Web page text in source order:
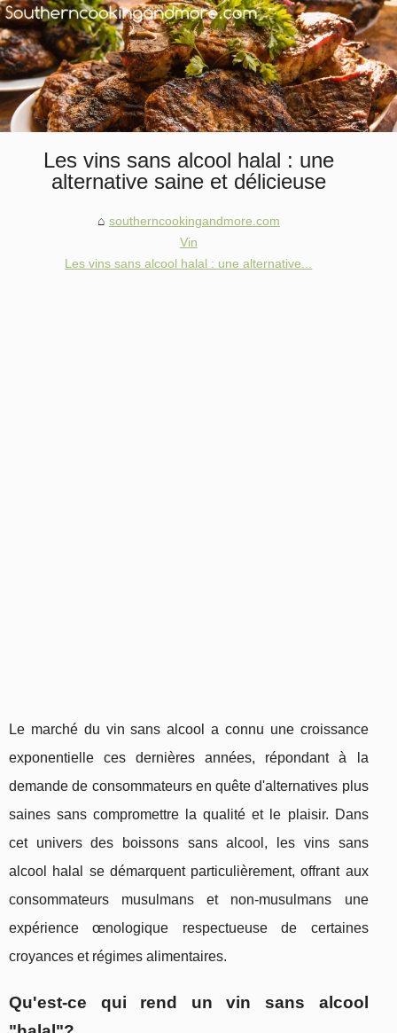
Les vins sans alcool halal : une
alternative saine et délicieuse
southerncookingandmore.com
Vin
Les vins sans alcool halal : une alternative...
Le marché du vin sans alcool a connu une croissance
exponentielle ces dernières années, répondant à la
demande de consommateurs en quête d'alternatives plus
saines sans compromettre la qualité et le plaisir. Dans
cet univers des boissons sans alcool, les vins sans
alcool halal se démarquent particulièrement, offrant aux
consommateurs musulmans et non-musulmans une
expérience œnologique respectueuse de certaines
croyances et régimes alimentaires.
Qu'est-ce qui rend un vin sans alcool